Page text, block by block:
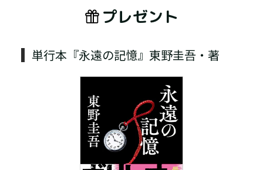
プレゼント
単行本『永遠の記憶』東野圭吾・著